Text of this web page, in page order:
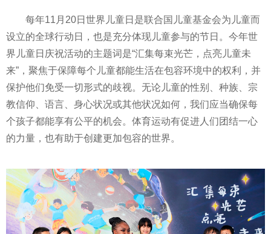
每年11月20日世界儿童日是联合国儿童基金会为儿童而
设立的全球行动日，也是充分体现儿童参与的节日。今年世
界儿童日庆祝活动的主题词是“汇集每束光芒，点亮儿童未
来”，聚焦于保障每个儿童都能生活在包容环境中的权利，并
保护他们免受一切形式的歧视。无论儿童的性别、种族、宗
教信仰、语言、身心状况或其他状况如何，我们应当确保每
个孩子都能享有公平的机会。体育运动有促进人们团结一心
的力量，也有助于创建更加包容的世界。